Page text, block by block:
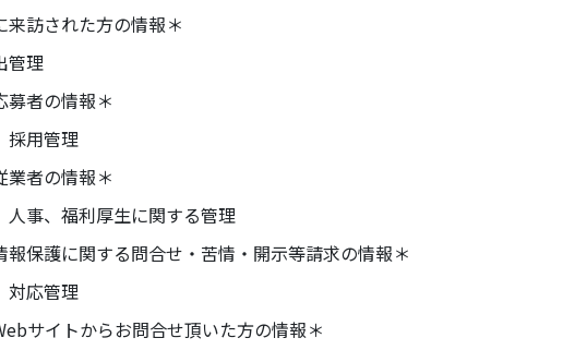
来訪された方の情報＊
管理
募者の情報＊
採用管理
業者の情報＊
人事、福利厚生に関する管理
報保護に関する問合せ・苦情・開示等請求の情報＊
対応管理
サイトからお問合せ頂いた方の情報＊